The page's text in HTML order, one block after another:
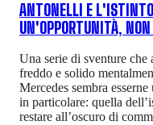
ANTONELLI E
UN'OPPORTUNITÀ,
Una serie di sventure
freddo e solido
Mercedes sembra
in particolare: quella
restare all’oscuro di